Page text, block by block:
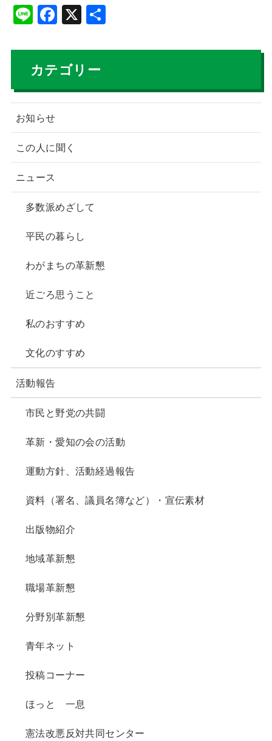
Li
n
e
F
a
c
e
b
o
o
k
X 共
カテゴリー
お知らせ
この人に聞く
ニュース
多数派めざして
平民の暮らし
わがまちの革新懇
近ごろ思うこと
私のおすすめ
文化のすすめ
活動報告
市民と野党の共闘
革新・愛知の会の活動
運動方針、活動経過報告
資料（署名、議員名簿など）・宣伝素材
出版物紹介
地域革新懇
職場革新懇
分野別革新懇
青年ネット
投稿コーナー
ほっと 一息
憲法改悪反対共同センター